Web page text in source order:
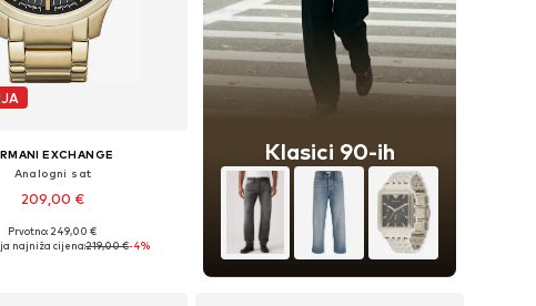
EXCHANGE
Analogni sat
209,00 €
veličine: One Size
Prvotno: 249,00 €
najniža cijena:219,00 €-4%
Klasici 90-ih